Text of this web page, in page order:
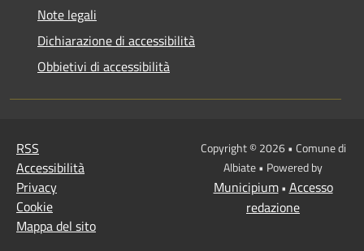
Note legali
Dichiarazione di accessibilità
Obbietivi di accessibilità
RSS
Accessibilità
Privacy
Cookie
Mappa del sito
Copyright © 2026 • Comune di
Albiate • Powered by
Municipium• Accesso
redazione